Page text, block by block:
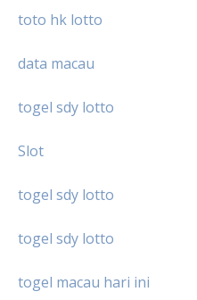
toto hk lotto
data macau
togel sdy lotto
Slot
togel sdy lotto
togel sdy lotto
togel macau hari ini